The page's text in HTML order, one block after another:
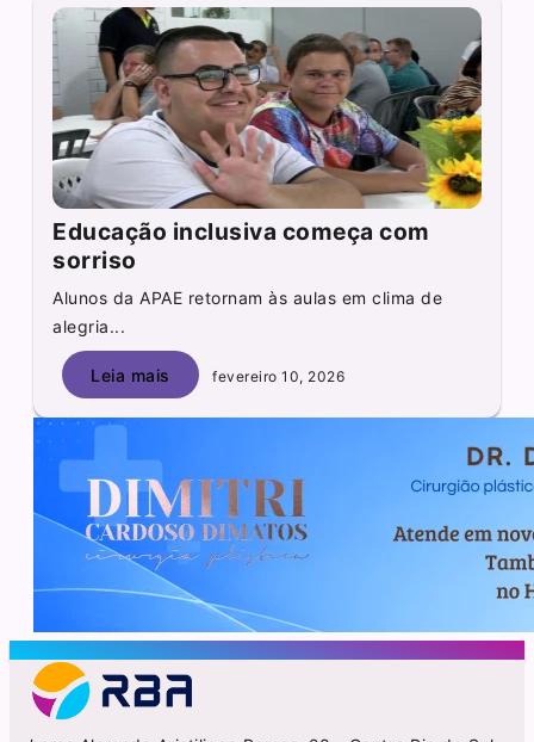
Educação inclusiva começa com
sorriso
Alunos da APAE retornam às aulas em clima de
alegria...
Leia mais fevereiro 10, 2026